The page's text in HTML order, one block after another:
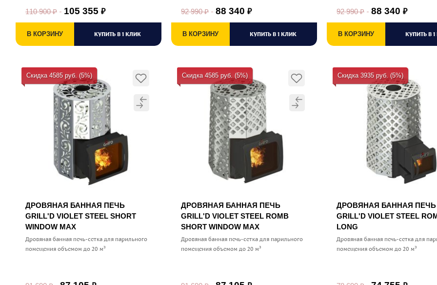
110 900₽ 105 355 ₽
В КОРЗИНУ КУПИТЬ В 1 КЛИК
92 990₽ 88 340 ₽
В КОРЗИНУ КУПИТЬ В 1 КЛИК
92 990₽ 88 340 ₽
В КОРЗИНУ КУПИТЬ В
Скидка 4585 руб. (5%)
ДРОВЯНАЯ БАННАЯ ПЕЧЬ
GRILL'D VIOLET STEEL SHORT
WINDOW MAX
Дровяная банная печь-сетка для парильного
помещения объемом до 20 м³
Скидка 4585 руб. (5%)
ДРОВЯНАЯ БАННАЯ ПЕЧЬ
GRILL'D VIOLET STEEL ROMB
SHORT WINDOW MAX
Дровяная банная печь-сетка для парильного
помещения объемом до 20 м³
Скидка 3935 руб. (5%)
ДРОВЯНАЯ БАННАЯ ПЕЧЬ
GRILL'D VIOLET STEEL
LONG
Дровяная банная печь-сетка для
помещения объемом до 20 м³